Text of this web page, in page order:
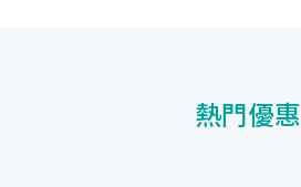
熱門優惠